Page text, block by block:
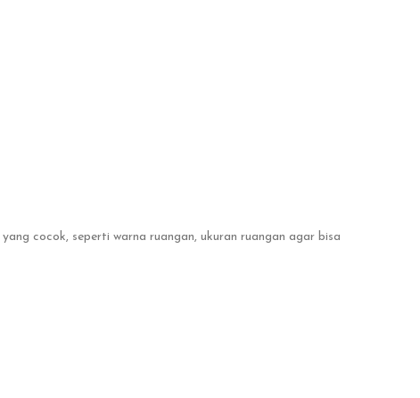
cocok, seperti warna ruangan, ukuran ruangan agar bisa